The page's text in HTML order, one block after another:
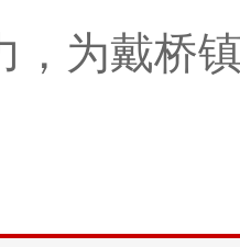
，为戴桥